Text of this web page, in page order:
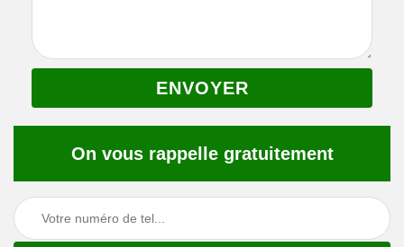
On vous rappelle gratuitement